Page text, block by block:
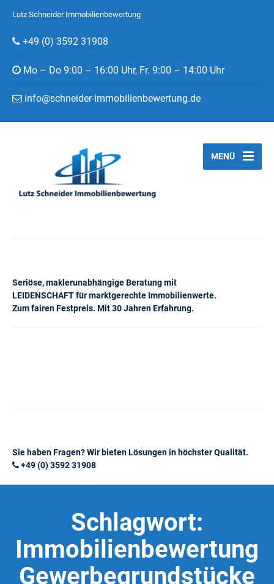
Lutz Schneider Immobilienbewertung
+49 (0) 3592 31908
Mo – Do 9:00 – 16:00 Uhr, Fr. 9:00 – 14:00 Uhr
info@schneider-immobilienbewertung.de
Seriöse, maklerunabhängige Beratung mit
LEIDENSCHAFT für marktgerechte Immobilienwerte.
Zum fairen Festpreis. Mit 30 Jahren Erfahrung.
MENÜ
Sie haben Fragen? Wir bieten Lösungen in höchster Qualität.
+49 (0) 3592 31908
Schlagwort:
Immobilienbewertung
Gewerbegrundstücke